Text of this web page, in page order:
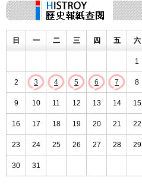
日 一 二 三 四 五 六
1
2 3 4 5 6 7 8
9 10 11 12 13 14 15
16 17 18 19 20 21 22
23 24 25 26 27 28 29
30 31